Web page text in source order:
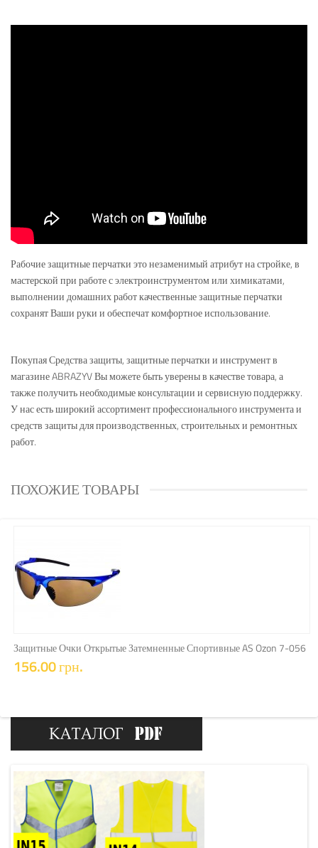
Рабочие защитные перчатки это незаменимый атрибут на стройке, в
мастерской при работе с электроинструментом или химикатами,
выполнении домашних работ качественные защитные перчатки
сохранят Ваши руки и обеспечат комфортное использование.
Покупая Средства защиты, защитные перчатки и инструмент в
магазине ABRAZYV Вы можете быть уверены в качестве товара, а
также получить необходимые консультации и сервисную поддержку.
У нас есть широкий ассортимент профессионального инструмента и
средств защиты для производственных, строительных и ремонтных
работ.
ПОХОЖИЕ ТОВАРЫ
Защитные Очки Открытые Затемненные Спортивные AS Ozon 7-056
156.00 грн.